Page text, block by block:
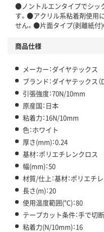
●ノントルエンタイプでシッ
す。●アクリル系粘着剤使用
せん。●片面タイプ(剥離紙
商品仕様
メーカー：ダイヤテックス
ブランド：ダイヤテックス（
引張強度：70N/10mm
原産国：日本
粘着力：16N/10mm
色：ホワイト
厚さ(mm)：0.24
基材：ポリエチレンクロス
幅(mm)：50
材質/仕上：基材：ポリエチ
長さ(m)：20
使用温度範囲(℃)：80
テープカット条件：手で切
粘着力(N/10mm)：16